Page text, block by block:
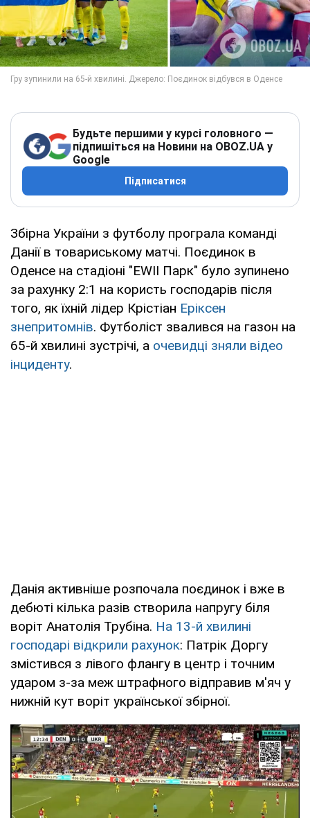
Будьте першими у курсі головного —
підпишіться на Новини на OBOZ.UA у
Google
Підписатися
Збірна України з футболу програла команді
Данії в товариському матчі. Поєдинок в
Оденсе на стадіоні "EWII Парк" було зупинено
за рахунку 2:1 на користь господарів після
того, як їхній лідер Крістіан Еріксен
знепритомнів. Футболіст звалився на газон на
65-й хвилині зустрічі, а очевидці зняли відео
інциденту.
Данія активніше розпочала поєдинок і вже в
дебюті кілька разів створила напругу біля
воріт Анатолія Трубіна. На 13-й хвилині
господарі відкрили рахунок: Патрік Доргу
змістився з лівого флангу в центр і точним
ударом з-за меж штрафного відправив м'яч у
нижній кут воріт української збірної.